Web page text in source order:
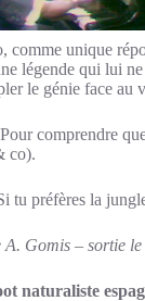
comme unique
légende qui lui
le génie face au
comprendre
co).
tu préfères la
Gomis – sortie
naturaliste